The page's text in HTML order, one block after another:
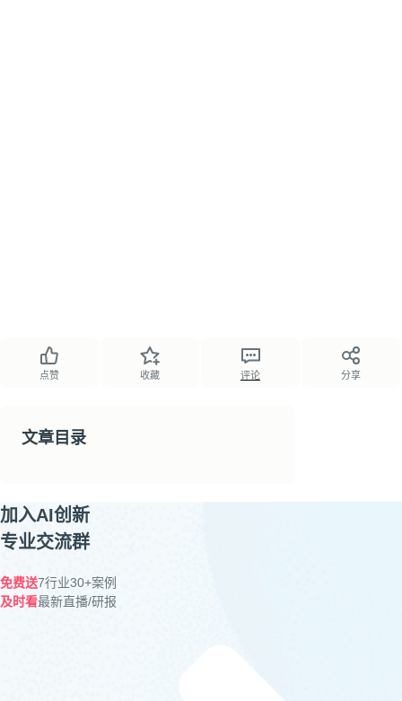
点赞 收藏 评论 分享
文章目录
加入AI创新
专业交流群
免费送7行业30+案例
及时看最新直播/研报